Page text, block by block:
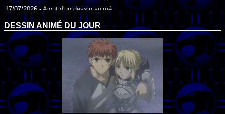
17/07/2026 -Ajout d'un dessin animé
Ajout du dessin animé Heidi (1995) dans la liste.
09/07/2026 -Ajout d'un dessin animé
Ajout du dessin animé Genki l'Aventurier de la Chance (2006) dans la
liste.
04/07/2026 -Ajout d'un dessin animé
Ajout du dessin animé Vilain Petit Canard (2000) dans la liste.
04/07/2026 -Ajout d'un dessin animé
Ajout du dessin animé Le Noël du vilain petit canard (2003) dans la liste.
DESSIN ANIMÉ DU JOUR